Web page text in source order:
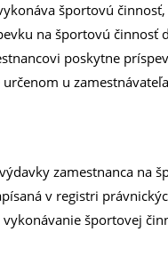
športovú
na športovú činnosť
poskytne
u
zamestnanca na
v registri
vykonávanie športovej